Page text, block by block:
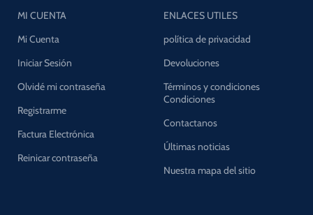
MI CUENTA
Mi Cuenta
Iniciar Sesión
Olvidé mi contraseña
Registrarme
Factura Electrónica
Reinicar contraseña
ENLACES UTILES
política de privacidad
Devoluciones
Términos y condiciones
Condiciones
Contactanos
Últimas noticias
Nuestra mapa del sitio